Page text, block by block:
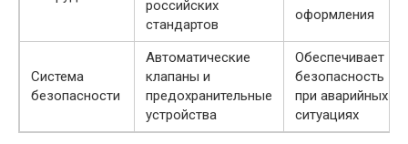
российских
стандартов
оформления
Система
безопасности
Автоматические
клапаны и
предохранительные
устройства
Обеспечивает
безопасность
при аварийных
ситуациях